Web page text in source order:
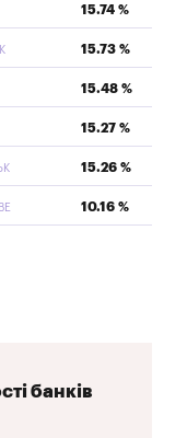
15.74 %
15.73 %
15.48 %
15.27 %
15.26 %
10.16 %
банків